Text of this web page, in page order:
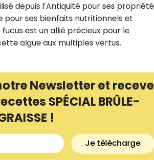
depuis l’Antiquité pour ses
pour ses bienfaits nutritionnels et
est un allié précieux pour le
algue aux multiples vertus.
Newsletter et
SPÉCIAL BRÛLE-
!
Je télécharge